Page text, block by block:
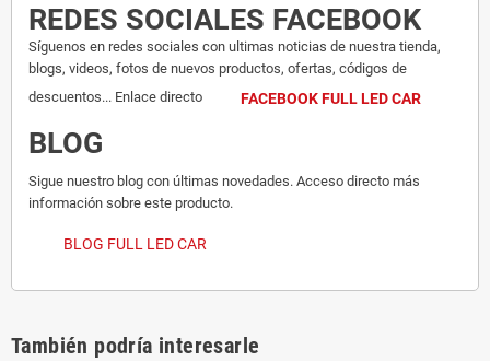
REDES SOCIALES FACEBOOK
Síguenos en redes sociales con ultimas noticias de nuestra tienda,
blogs, videos, fotos de nuevos productos, ofertas, códigos de
descuentos... Enlace directo
FACEBOOK FULL LED CAR
BLOG
Sigue nuestro blog con últimas novedades. Acceso directo más
información sobre este producto.
BLOG FULL LED CAR
También podría interesarle